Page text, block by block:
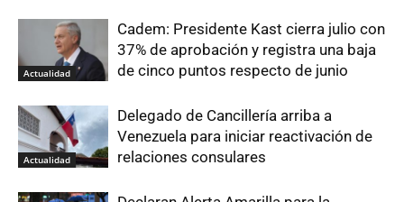
Actualidad
Cadem: Presidente Kast cierra julio con
37% de aprobación y registra una baja
de cinco puntos respecto de junio
Actualidad
Delegado de Cancillería arriba a
Venezuela para iniciar reactivación de
relaciones consulares